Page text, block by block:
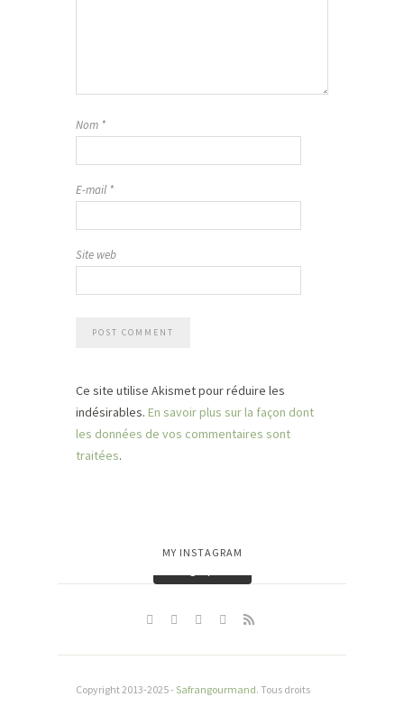
Nom *
E-mail *
Site web
Ce site utilise Akismet pour réduire les
indésirables. En savoir plus sur la façon dont
les données de vos commentaires sont
traitées.
MY INSTAGRAM
Copyright 2013-2025 - Safrangourmand. Tous droits